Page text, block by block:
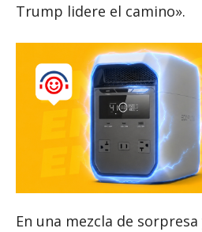
Trump lidere el camino».
En una mezcla de